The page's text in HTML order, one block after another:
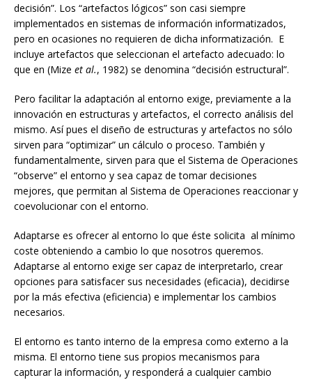
decisión”. Los “artefactos lógicos” son casi siempre
implementados en sistemas de información informatizados,
pero en ocasiones no requieren de dicha informatización. E
incluye artefactos que seleccionan el artefacto adecuado: lo
que en (Mize et al., 1982) se denomina “decisión estructural”.
Pero facilitar la adaptación al entorno exige, previamente a la
innovación en estructuras y artefactos, el correcto análisis del
mismo. Así pues el diseño de estructuras y artefactos no sólo
sirven para “optimizar” un cálculo o proceso. También y
fundamentalmente, sirven para que el Sistema de Operaciones
“observe” el entorno y sea capaz de tomar decisiones
mejores, que permitan al Sistema de Operaciones reaccionar y
coevolucionar con el entorno.
Adaptarse es ofrecer al entorno lo que éste solicita al mínimo
coste obteniendo a cambio lo que nosotros queremos.
Adaptarse al entorno exige ser capaz de interpretarlo, crear
opciones para satisfacer sus necesidades (eficacia), decidirse
por la más efectiva (eficiencia) e implementar los cambios
necesarios.
El entorno es tanto interno de la empresa como externo a la
misma. El entorno tiene sus propios mecanismos para
capturar la información, y responderá a cualquier cambio